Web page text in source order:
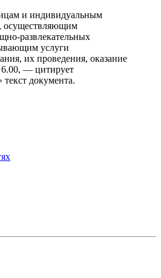
и индивидуальным
осуществляющим
развлекательных
услуги
их проведения, оказание
6.00, — цитирует
документа.